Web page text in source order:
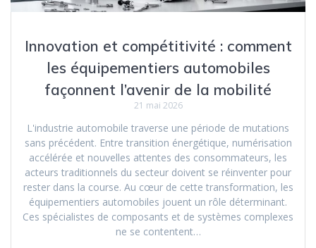
Innovation et compétitivité : comment
les équipementiers automobiles
façonnent l’avenir de la mobilité
21 mai 2026
L'industrie automobile traverse une période de mutations
sans précédent. Entre transition énergétique, numérisation
accélérée et nouvelles attentes des consommateurs, les
acteurs traditionnels du secteur doivent se réinventer pour
rester dans la course. Au cœur de cette transformation, les
équipementiers automobiles jouent un rôle déterminant.
Ces spécialistes de composants et de systèmes complexes
ne se contentent…